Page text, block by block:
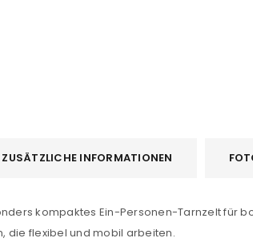
ZUSÄTZLICHE INFORMATIONEN
kompaktes Ein-Personen-Tarnzelt für
die flexibel und mobil arbeiten.